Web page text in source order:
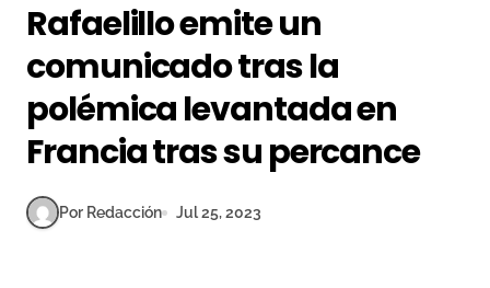
Rafaelillo emite un
comunicado tras la
polémica levantada en
Francia tras su percance
Por Redacción Jul 25, 2023